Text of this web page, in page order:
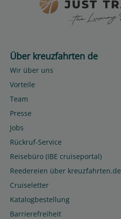
Über kreuzfahrten de
Wir über uns
Vorteile
Team
Presse
Jobs
Rückruf-Service
Reisebüro (IBE cruiseportal)
Reedereien über kreuzfahrten.de
Cruiseletter
Katalogbestellung
Barrierefreiheit